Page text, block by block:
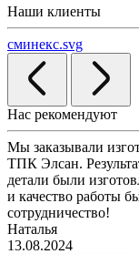
Наши клиенты
сминекс.svg
Нас рекомендуют
Мы заказывали
ТПК Элсан.
детали были
и качество работы
сотрудничество!
Наталья
13.08.2024